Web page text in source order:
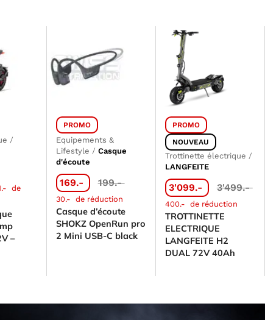
/
de
–
PROMO
Equipements &
Lifestyle / Casque
d'écoute
169.- 199.-
30.- de réduction
Casque d’écoute
SHOKZ OpenRun pro
2 Mini USB-C black
PROMO
NOUVEAU
Trottinette électrique /
LANGFEITE
3'099.- 3'499.-
400.- de réduction
TROTTINETTE
ELECTRIQUE
LANGFEITE H2
DUAL 72V 40Ah